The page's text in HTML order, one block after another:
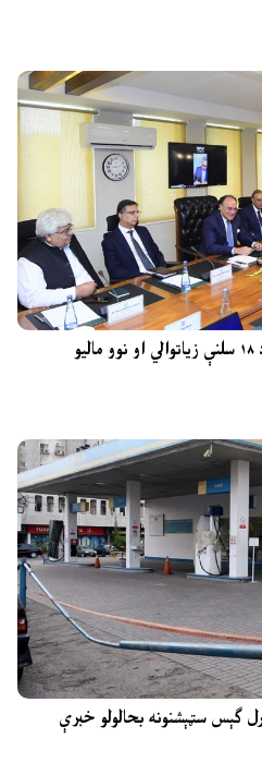
آی ایم ایف د پیټرولیم لیوي کې د ۱۸ سلنې زیاتوالي او نوو مالیو
ګېس سټېشنونه بحالولو خبرې